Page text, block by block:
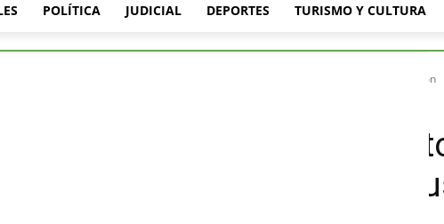
POLÍTICA JUDICIAL DEPORTES TURISMO Y CULTURA
cívico y catastro multipropósito: presidente responde a críticas y acusa desinformación
y catastro
responde a críticas y